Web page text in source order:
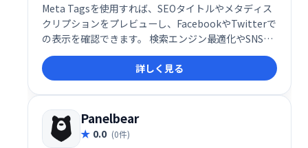
Meta Tagsを使用すれば、SEOタイトルやメタディス
クリプションをプレビューし、FacebookやTwitterで
の表示を確認できます。 検索エンジン最適化やSNSで
のシェア効果を事前に確認することで、より効果的な
コンテンツ作成を支援します。 Webサイトの表示を最
適化し、集客効果の向上を目指せます。
詳しく見る
Panelbear
0.0 (0件)